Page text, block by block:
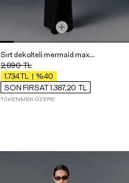
Sırt dekolteli mermaid maxi elbise - Exclusive Collection
2.890TL
1.734
%40
SON FIRSAT 1.387,20 TL
TÜKENMEK ÜZERE